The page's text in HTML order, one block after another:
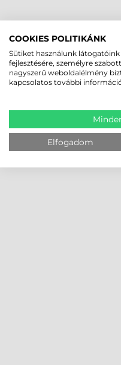
COOKIES POLITIKÁNK
Sütiket használunk
fejlesztésére, személyre
nagyszerű weboldalélmény
kapcsolatos további
Elfogadom